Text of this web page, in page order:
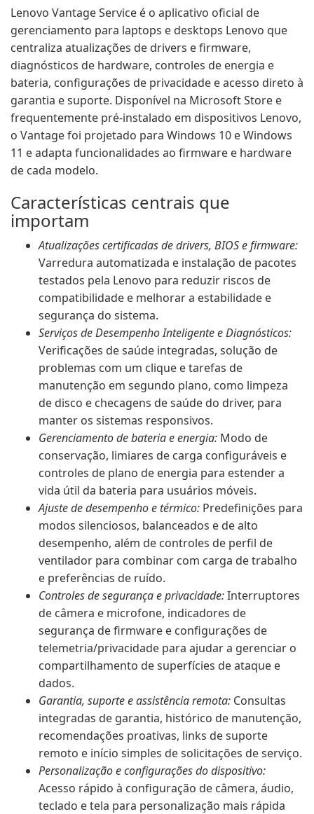
Lenovo Vantage Service é o aplicativo oficial de
gerenciamento para laptops e desktops Lenovo que
centraliza atualizações de drivers e firmware,
diagnósticos de hardware, controles de energia e
bateria, configurações de privacidade e acesso direto à
garantia e suporte. Disponível na Microsoft Store e
frequentemente pré-instalado em dispositivos Lenovo,
o Vantage foi projetado para Windows 10 e Windows
11 e adapta funcionalidades ao firmware e hardware
de cada modelo.
Características centrais que
importam
Atualizações certificadas de drivers, BIOS e firmware:
Varredura automatizada e instalação de pacotes
testados pela Lenovo para reduzir riscos de
compatibilidade e melhorar a estabilidade e
segurança do sistema.
Serviços de Desempenho Inteligente e Diagnósticos:
Verificações de saúde integradas, solução de
problemas com um clique e tarefas de
manutenção em segundo plano, como limpeza
de disco e checagens de saúde do driver, para
manter os sistemas responsivos.
Gerenciamento de bateria e energia: Modo de
conservação, limiares de carga configuráveis e
controles de plano de energia para estender a
vida útil da bateria para usuários móveis.
Ajuste de desempenho e térmico: Predefinições para
modos silenciosos, balanceados e de alto
desempenho, além de controles de perfil de
ventilador para combinar com carga de trabalho
e preferências de ruído.
Controles de segurança e privacidade:Interruptores
de câmera e microfone, indicadores de
segurança de firmware e configurações de
telemetria/privacidade para ajudar a gerenciar o
compartilhamento de superfícies de ataque e
dados.
Garantia, suporte e assistência remota: Consultas
integradas de garantia, histórico de manutenção,
recomendações proativas, links de suporte
remoto e início simples de solicitações de serviço.
Personalização e configurações do dispositivo:
Acesso rápido à configuração de câmera, áudio,
teclado e tela para personalização mais rápida